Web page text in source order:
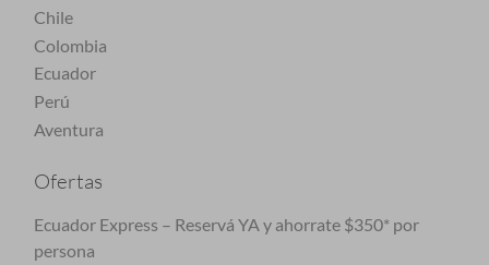
Chile
Colombia
Ecuador
Perú
Aventura
Ofertas
Ecuador Express – Reservá YA y ahorrate $350* por
persona